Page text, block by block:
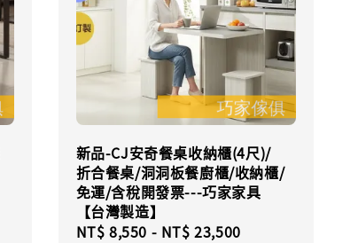
新品-CJ安奇餐桌收納櫃(4尺)/
折合餐桌/洞洞板餐廚櫃/收納櫃/
免運/含稅開發票---巧家家具
【台灣製造】
Regular
NT$ 8,550 - NT$ 23,500